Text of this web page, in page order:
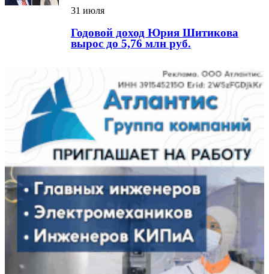
31 июля
Годовой доход Юрия Шитикова
вырос до 5,76 млн руб.